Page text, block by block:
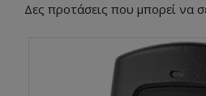
Δες προτάσεις που μπορεί να